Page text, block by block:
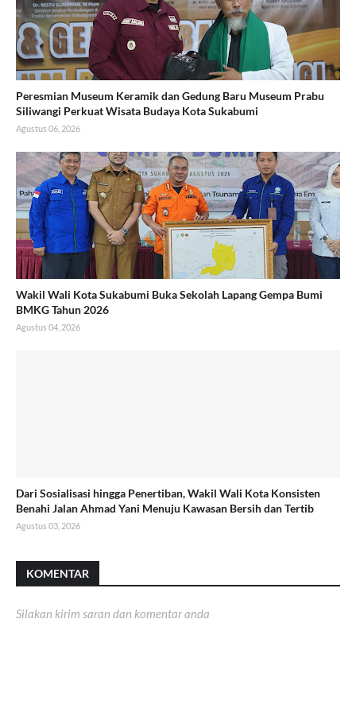
Peresmian Museum Keramik dan Gedung Baru Museum Prabu
Siliwangi Perkuat Wisata Budaya Kota Sukabumi
Agustus 06, 2026
Wakil Wali Kota Sukabumi Buka Sekolah Lapang Gempa Bumi
BMKG Tahun 2026
Agustus 04, 2026
Dari Sosialisasi hingga Penertiban, Wakil Wali Kota Konsisten
Benahi Jalan Ahmad Yani Menuju Kawasan Bersih dan Tertib
Agustus 03, 2026
KOMENTAR
Silakan kirim saran dan komentar anda